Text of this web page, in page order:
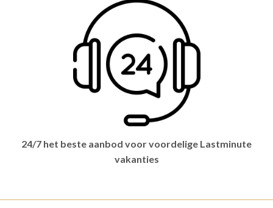
24/7 het beste aanbod voor voordelige Lastminute
vakanties